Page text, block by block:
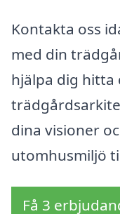
Kontakta oss
med din
hjälpa dig hitta
dina visioner
utomhusmiljö
Få 3